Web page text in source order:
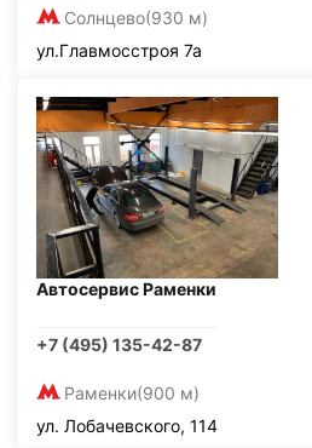
Солнцево(930 м)
ул.Главмосстроя 7а
Автосервис Раменки
+7 (495) 135-42-87
Раменки(900 м)
ул. Лобачевского, 114